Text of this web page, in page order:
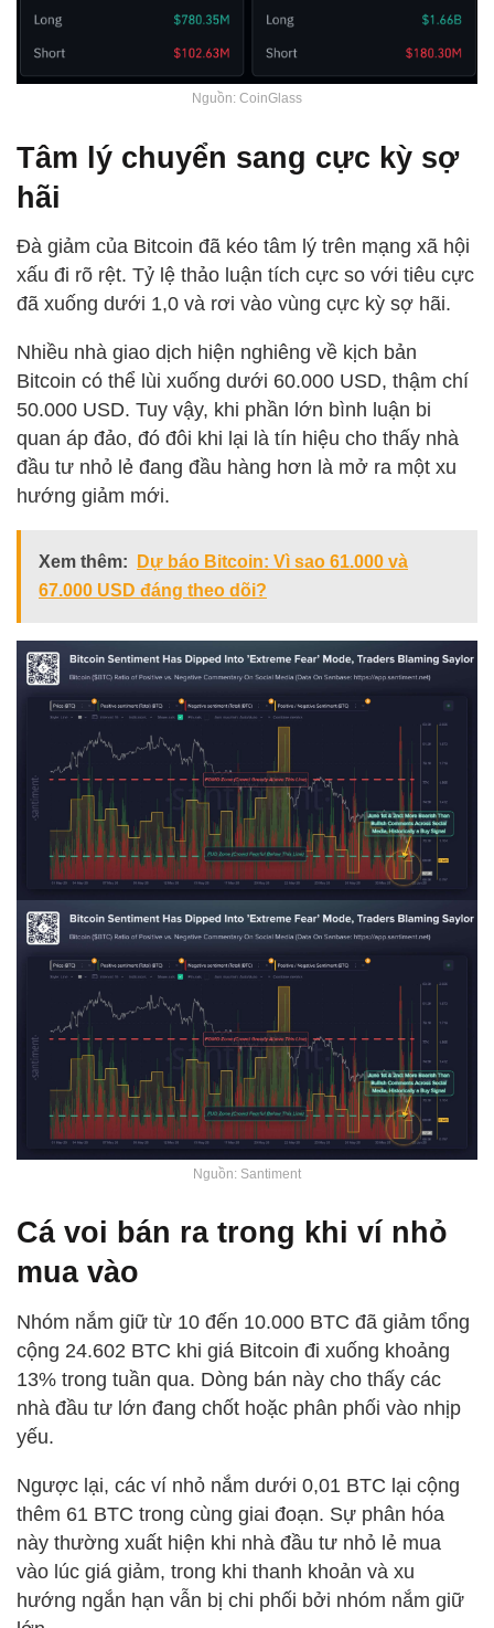
Nguồn: CoinGlass
Tâm lý chuyển sang cực kỳ sợ
hãi
Đà giảm của Bitcoin đã kéo tâm lý trên mạng xã hội
xấu đi rõ rệt. Tỷ lệ thảo luận tích cực so với tiêu cực
đã xuống dưới 1,0 và rơi vào vùng cực kỳ sợ hãi.
Nhiều nhà giao dịch hiện nghiêng về kịch bản
Bitcoin có thể lùi xuống dưới 60.000 USD, thậm chí
50.000 USD. Tuy vậy, khi phần lớn bình luận bi
quan áp đảo, đó đôi khi lại là tín hiệu cho thấy nhà
đầu tư nhỏ lẻ đang đầu hàng hơn là mở ra một xu
hướng giảm mới.
Xem thêm:
Dự báo Bitcoin: Vì sao 61.000 và
67.000 USD đáng theo dõi?
Nguồn: Santiment
Cá voi bán ra trong khi ví nhỏ
mua vào
Nhóm nắm giữ từ 10 đến 10.000 BTC đã giảm tổng
cộng 24.602 BTC khi giá Bitcoin đi xuống khoảng
13% trong tuần qua. Dòng bán này cho thấy các
nhà đầu tư lớn đang chốt hoặc phân phối vào nhịp
yếu.
Ngược lại, các ví nhỏ nắm dưới 0,01 BTC lại cộng
thêm 61 BTC trong cùng giai đoạn. Sự phân hóa
này thường xuất hiện khi nhà đầu tư nhỏ lẻ mua
vào lúc giá giảm, trong khi thanh khoản và xu
hướng ngắn hạn vẫn bị chi phối bởi nhóm nắm giữ